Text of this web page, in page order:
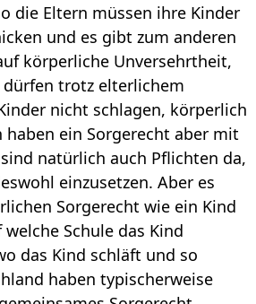
die Eltern müssen ihre Kinder
und es gibt zum anderen
körperliche Unversehrtheit,
trotz elterlichem
nicht schlagen, körperlich
haben ein Sorgerecht aber mit
natürlich auch Pflichten da,
einzusetzen. Aber es
Sorgerecht wie ein Kind
Schule das Kind
das Kind schläft und so
haben typischerweise